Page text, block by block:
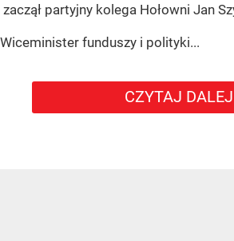
zaczął partyjny kolega Hołowni Jan
Wiceminister funduszy i polityki...
CZYTAJ DALEJ